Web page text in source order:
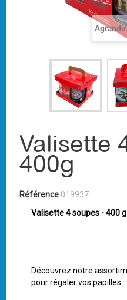
Valisette
400g
Référence 019937
Valisette 4 soupes - 400 g
Découvrez notre
pour régaler vos papilles :